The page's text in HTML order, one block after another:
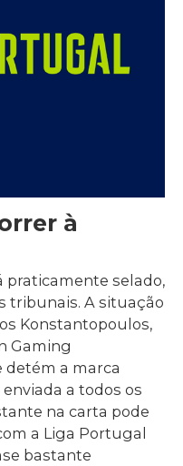
à
praticamente selado,
tribunais. A situação
Konstantopoulos,
Gaming
a marca
a todos os
na carta pode
a Liga Portugal
bastante